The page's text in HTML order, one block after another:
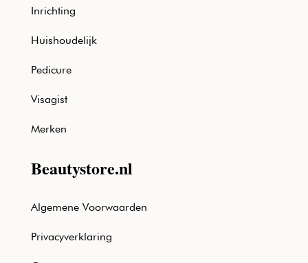
Inrichting
Huishoudelijk
Pedicure
Visagist
Merken
Beautystore.nl
Algemene Voorwaarden
Privacyverklaring